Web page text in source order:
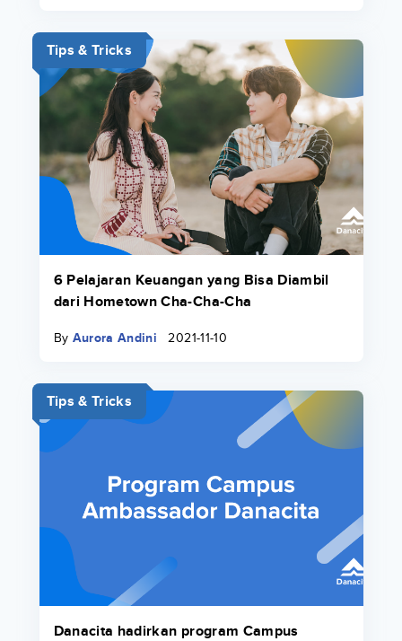
Tips & Tricks
6 Pelajaran Keuangan yang Bisa Diambil
dari Hometown Cha-Cha-Cha
By Aurora Andini 2021-11-10
Tips & Tricks
Danacita hadirkan program Campus